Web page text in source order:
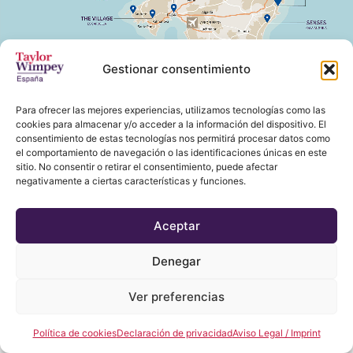
Gestionar consentimiento
Para ofrecer las mejores experiencias, utilizamos tecnologías como las
cookies para almacenar y/o acceder a la información del dispositivo. El
consentimiento de estas tecnologías nos permitirá procesar datos como
el comportamiento de navegación o las identificaciones únicas en este
sitio. No consentir o retirar el consentimiento, puede afectar
negativamente a ciertas características y funciones.
Aceptar
Denegar
Ver preferencias
Política de cookiesDeclaración de privacidadAviso Legal / Imprint